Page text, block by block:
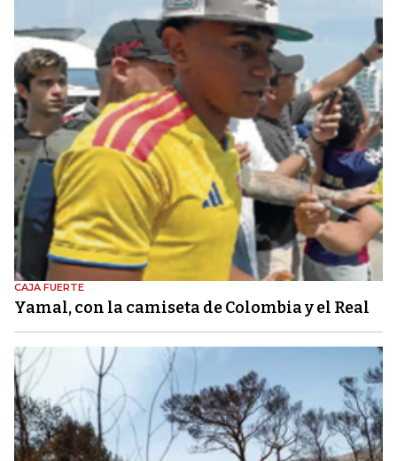
CAJA FUERTE
Yamal, con la camiseta de Colombia y el Real